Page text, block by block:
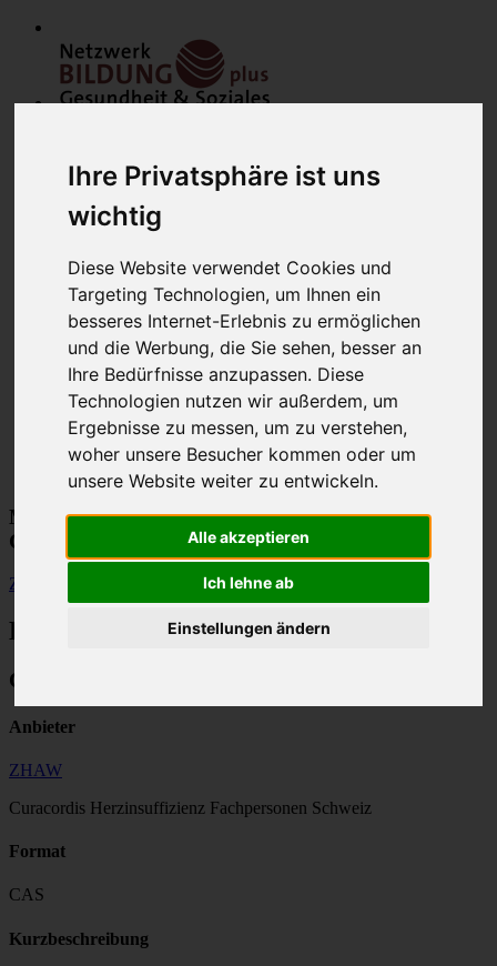
Ihre Privatsphäre ist uns
wichtig
Diese Website verwendet Cookies und
Targeting Technologien, um Ihnen ein
besseres Internet-Erlebnis zu ermöglichen
und die Werbung, die Sie sehen, besser an
Ihre Bedürfnisse anzupassen. Diese
Technologien nutzen wir außerdem, um
Ergebnisse zu messen, um zu verstehen,
woher unsere Besucher kommen oder um
unsere Website weiter zu entwickeln.
Alle akzeptieren
Ich lehne ab
Einstellungen ändern
Home
Modulfinder
Veranstaltungen
Netzwerk
Bildungsanbieter
Mitglieder
Mitglied werden
Werbung schalten
über uns
Kontakt
Lounge
Modulfinder für Weiterbildungen im
Gesundheitswesen
Zurück
Bildungsangebot
CAS Fachexpert:in Herzinsuffizienz
Anbieter
ZHAW
Curacordis Herzinsuffizienz Fachpersonen Schweiz
Format
CAS
Kurzbeschreibung